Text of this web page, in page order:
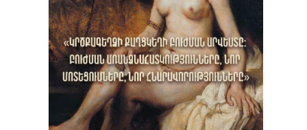
Երևան
Վանաձոր
Գյումրի
Հայերեն
Русский